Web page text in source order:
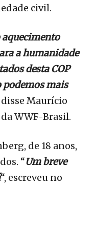
civil.
aquecimento
a humanidade
desta COP
podemos mais
disse Maurício
WWF-Brasil.
de 18 anos,
“Um breve
“, escreveu no